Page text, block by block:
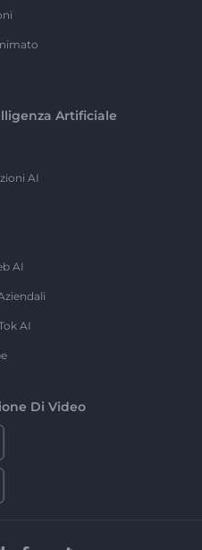
Artificiale
AI
AI
AI
Di Video